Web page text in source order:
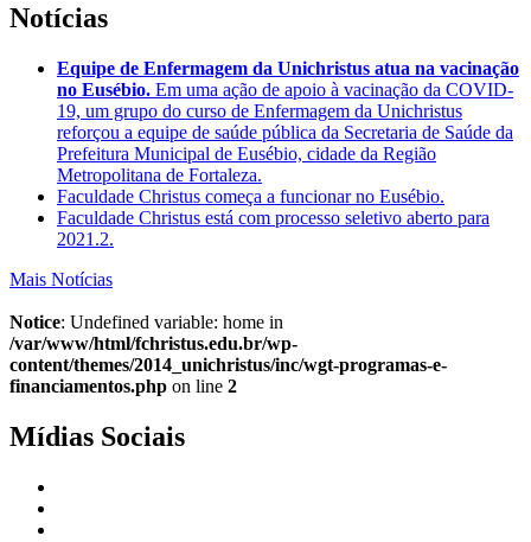
Notícias
Equipe de Enfermagem da Unichristus atua na vacinação
no Eusébio. Em uma ação de apoio à vacinação da COVID-
19, um grupo do curso de Enfermagem da Unichristus
reforçou a equipe de saúde pública da Secretaria de Saúde da
Prefeitura Municipal de Eusébio, cidade da Região
Metropolitana de Fortaleza.
Faculdade Christus começa a funcionar no Eusébio.
Faculdade Christus está com processo seletivo aberto para
2021.2.
Mais Notícias
Notice: Undefined variable: home in
/var/www/html/fchristus.edu.br/wp-
content/themes/2014_unichristus/inc/wgt-programas-e-
financiamentos.php on line 2
Mídias Sociais